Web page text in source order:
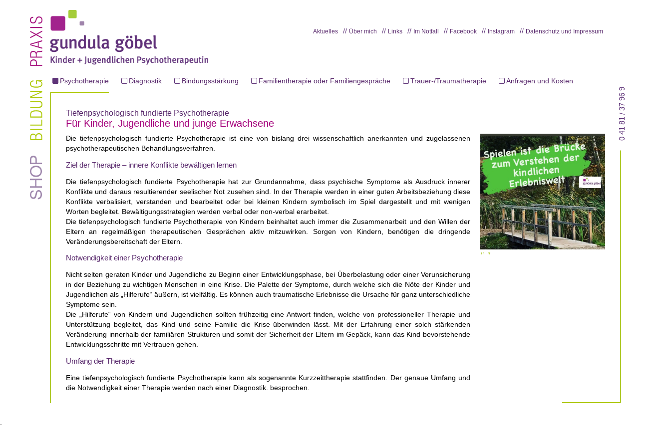
Aktuelles Über mich Links Im Notfall Facebook Instagram Datenschutz und Impressum
Psychotherapie Diagnostik Bindungsstärkung Familientherapie oder Familiengespräche Trauer-/Traumatherapie Anfragen und Kosten
Tiefenpsychologisch fundierte Psychotherapie
Für Kinder, Jugendliche und junge Erwachsene
Die tiefenpsychologisch fundierte Psychotherapie ist eine von bislang drei wissenschaftlich anerkannten und zugelassenen
psychotherapeutischen Behandlungsverfahren.
Ziel der Therapie – innere Konflikte bewältigen lernen
Die tiefenpsychologisch fundierte Psychotherapie hat zur Grundannahme, dass psychische Symptome als Ausdruck innerer
Konflikte und daraus resultierender seelischer Not zusehen sind. In der Therapie werden in einer guten Arbeitsbeziehung diese
Konflikte verbalisiert, verstanden und bearbeitet oder bei kleinen Kindern symbolisch im Spiel dargestellt und mit wenigen
Worten begleitet. Bewältigungsstrategien werden verbal oder non-verbal erarbeitet.
Die tiefenpsychologisch fundierte Psychotherapie von Kindern beinhaltet auch immer die Zusammenarbeit und den Willen der
Eltern an regelmäßigen therapeutischen Gesprächen aktiv mitzuwirken. Sorgen von Kindern, benötigen die dringende
Veränderungsbereitschaft der Eltern.
Notwendigkeit einer Psychotherapie
Nicht selten geraten Kinder und Jugendliche zu Beginn einer Entwicklungsphase, bei Überbelastung oder einer Verunsicherung
in der Beziehung zu wichtigen Menschen in eine Krise. Die Palette der Symptome, durch welche sich die Nöte der Kinder und
Jugendlichen als „Hilferufe“ äußern, ist vielfältig. Es können auch traumatische Erlebnisse die Ursache für ganz unterschiedliche
Symptome sein.
Die „Hilferufe“ von Kindern und Jugendlichen sollten frühzeitig eine Antwort finden, welche von professioneller Therapie und
Unterstützung begleitet, das Kind und seine Familie die Krise überwinden lässt. Mit der Erfahrung einer solch stärkenden
Veränderung innerhalb der familiären Strukturen und somit der Sicherheit der Eltern im Gepäck, kann das Kind bevorstehende
Entwicklungsschritte mit Vertrauen gehen.
Umfang der Therapie
Eine tiefenpsychologisch fundierte Psychotherapie kann als sogenannte Kurzzeittherapie stattfinden. Der genaue Umfang und
die Notwendigkeit einer Therapie werden nach einer Diagnostik. besprochen.
0 41 81 / 37 96 9
.